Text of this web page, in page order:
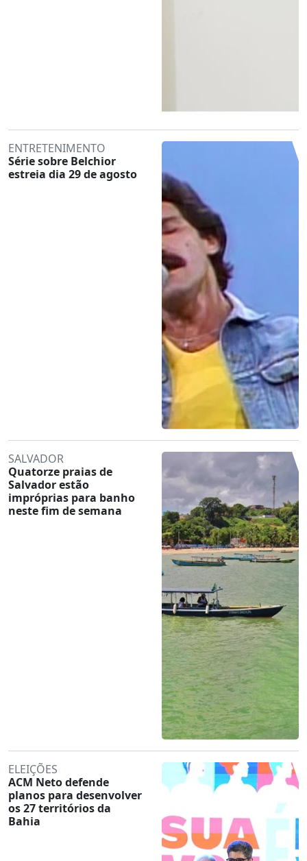
ENTRETENIMENTO
Série sobre Belchior
estreia dia 29 de agosto
SALVADOR
Quatorze praias de
Salvador estão
impróprias para banho
neste fim de semana
ELEIÇÕES
ACM Neto defende
planos para desenvolver
os 27 territórios da
Bahia